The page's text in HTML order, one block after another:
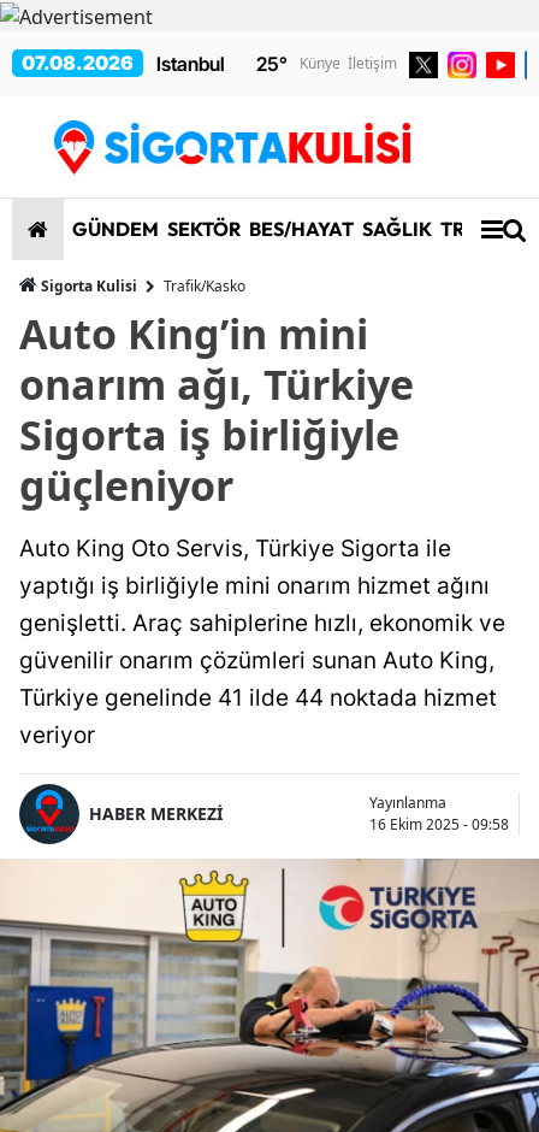
07.08.2026 25° Künye İletişim
GÜNDEM SEKTÖR BES/HAYAT SAĞLIK TRAFİK/
Sigorta Kulisi Trafik/Kasko
Auto King’in mini
onarım ağı, Türkiye
Sigorta iş birliğiyle
güçleniyor
Auto King Oto Servis, Türkiye Sigorta ile
yaptığı iş birliğiyle mini onarım hizmet ağını
genişletti. Araç sahiplerine hızlı, ekonomik ve
güvenilir onarım çözümleri sunan Auto King,
Türkiye genelinde 41 ilde 44 noktada hizmet
veriyor
HABER MERKEZİ
Yayınlanma
16 Ekim 2025 - 09:58